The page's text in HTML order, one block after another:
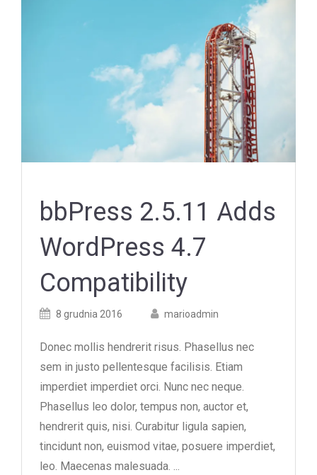
bbPress 2.5.11 Adds
WordPress 4.7
Compatibility
Posted8 grudnia 2016
Posted
marioadmin
Donec mollis hendrerit risus. Phasellus nec
sem in justo pellentesque facilisis. Etiam
imperdiet imperdiet orci. Nunc nec neque.
Phasellus leo dolor, tempus non, auctor et,
hendrerit quis, nisi. Curabitur ligula sapien,
tincidunt non, euismod vitae, posuere imperdiet,
leo. Maecenas malesuada. ...